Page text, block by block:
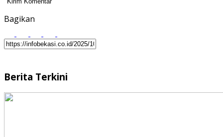
Bagikan
Berita Terkini